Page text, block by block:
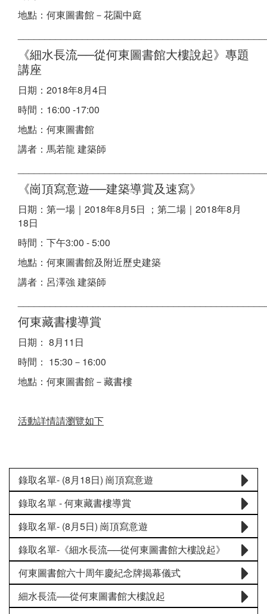
地點：何東圖書館－花園中庭
《細水長流──從何東圖書館大樓說起》專題
講座
日期：2018年8月4日
時間：16:00 -17:00
地點：何東圖書館
講者：馬若龍 建築師
《崗頂寫意遊──建築導賞及速寫》
日期：第一場｜2018年8月5日 ；第二場｜2018年8月
18日
時間：下午3:00 - 5:00
地點：何東圖書館及附近歷史建築
講者：呂澤強 建築師
何東藏書樓導賞
日期： 8月11日
時間： 15:30－16:00
地點：何東圖書館－藏書樓
活動詳情請瀏覽如下
錄取名單- (8月18日) 崗頂寫意遊
錄取名單 - 何東藏書樓導賞
錄取名單- (8月5日) 崗頂寫意遊
錄取名單-《細水長流──從何東圖書館大樓說起》
何東圖書館六十周年慶紀念牌揭幕儀式
細水長流──從何東圖書館大樓說起